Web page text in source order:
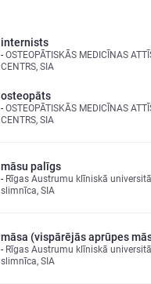
internists
OSTEOPĀTISKĀS MEDICĪNAS
CENTRS, SIA
osteopāts
OSTEOPĀTISKĀS MEDICĪNAS
CENTRS, SIA
māsu palīgs
Rīgas Austrumu klīniskā
slimnīca, SIA
māsa (vispārējās aprūpes
Rīgas Austrumu klīniskā
slimnīca, SIA